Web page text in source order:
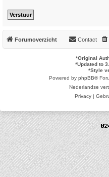
Forumoverzicht Contact
*Original
*Updated to
*Style
Powered by phpBB®
Nederlandse
Privacy |